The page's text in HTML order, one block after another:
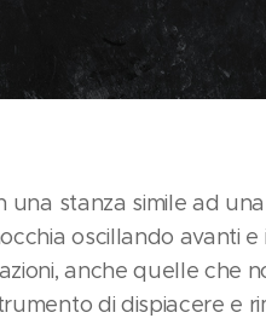
una stanza simile ad
oscillando avanti
anche quelle che
di dispiacere e